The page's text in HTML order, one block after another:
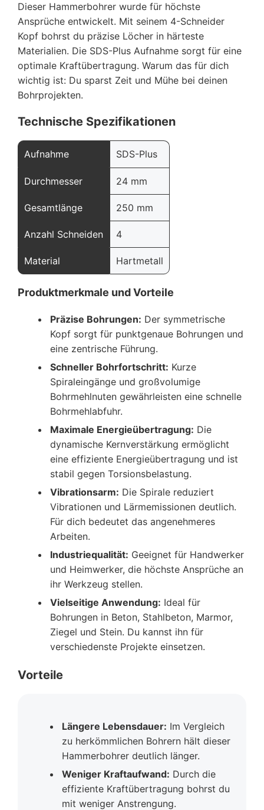
Dieser Hammerbohrer wurde für höchste
Ansprüche entwickelt. Mit seinem 4-Schneider
Kopf bohrst du präzise Löcher in härteste
Materialien. Die SDS-Plus Aufnahme sorgt für eine
optimale Kraftübertragung. Warum das für dich
wichtig ist: Du sparst Zeit und Mühe bei deinen
Bohrprojekten.
Technische Spezifikationen
Aufnahme SDS-Plus
Durchmesser 24 mm
Gesamtlänge 250 mm
Anzahl Schneiden 4
Material Hartmetall
Produktmerkmale und Vorteile
Präzise Bohrungen: Der symmetrische
Kopf sorgt für punktgenaue Bohrungen und
eine zentrische Führung.
Schneller Bohrfortschritt: Kurze
Spiraleingänge und großvolumige
Bohrmehlnuten gewährleisten eine schnelle
Bohrmehlabfuhr.
Maximale Energieübertragung: Die
dynamische Kernverstärkung ermöglicht
eine effiziente Energieübertragung und ist
stabil gegen Torsionsbelastung.
Vibrationsarm: Die Spirale reduziert
Vibrationen und Lärmemissionen deutlich.
Für dich bedeutet das angenehmeres
Arbeiten.
Industriequalität: Geeignet für Handwerker
und Heimwerker, die höchste Ansprüche an
ihr Werkzeug stellen.
Vielseitige Anwendung: Ideal für
Bohrungen in Beton, Stahlbeton, Marmor,
Ziegel und Stein. Du kannst ihn für
verschiedenste Projekte einsetzen.
Vorteile
Längere Lebensdauer: Im Vergleich
zu herkömmlichen Bohrern hält dieser
Hammerbohrer deutlich länger.
Weniger Kraftaufwand: Durch die
effiziente Kraftübertragung bohrst du
mit weniger Anstrengung.